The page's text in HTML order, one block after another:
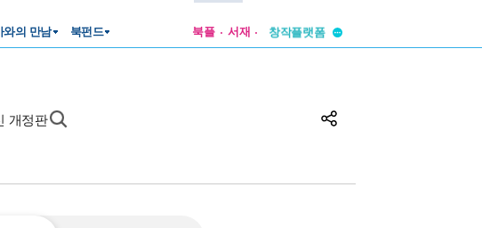
와의 만남 북펀드 북플 서재
창작플랫폼
개정판